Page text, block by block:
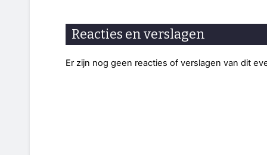
Reacties en verslagen
Er zijn nog geen reacties of verslagen van dit